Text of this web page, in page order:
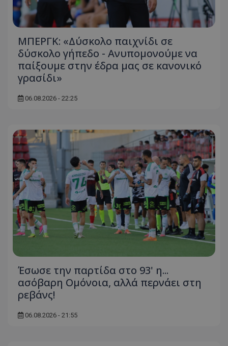
ΜΠΕΡΓΚ: «Δύσκολο παιχνίδι σε
δύσκολο γήπεδο - Ανυπομονούμε να
παίξουμε στην έδρα μας σε κανονικό
γρασίδι»
06.08.2026 - 22:25
Έσωσε την παρτίδα στο 93' η...
ασόβαρη Ομόνοια, αλλά περνάει στη
ρεβάνς!
06.08.2026 - 21:55